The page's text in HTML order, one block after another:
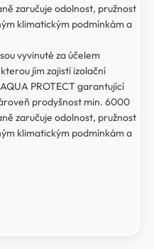
zaručuje odolnost, pružnost
klimatickým podmínkám a
vyvinuté za účelem
jím zajistí izolační
PROTECT garantující
prodyšnost min. 6000
zaručuje odolnost, pružnost
klimatickým podmínkám a